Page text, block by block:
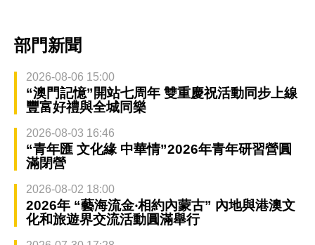
部門新聞
2026-08-06 15:00
“澳門記憶”開站七周年 雙重慶祝活動同步上線
豐富好禮與全城同樂
2026-08-03 16:46
“青年匯 文化緣 中華情”2026年青年研習營圓
滿閉營
2026-08-02 18:00
2026年 “藝海流金‧相約內蒙古” 內地與港澳文
化和旅遊界交流活動圓滿舉行